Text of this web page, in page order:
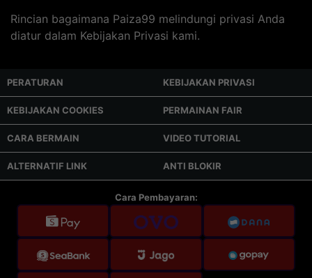
Rincian bagaimana Paiza99 melindungi privasi Anda
diatur dalam Kebijakan Privasi kami.
PERATURAN KEBIJAKAN PRIVASI
KEBIJAKAN COOKIES PERMAINAN FAIR
CARA BERMAIN VIDEO TUTORIAL
ALTERNATIF LINK ANTI BLOKIR
Cara Pembayaran: